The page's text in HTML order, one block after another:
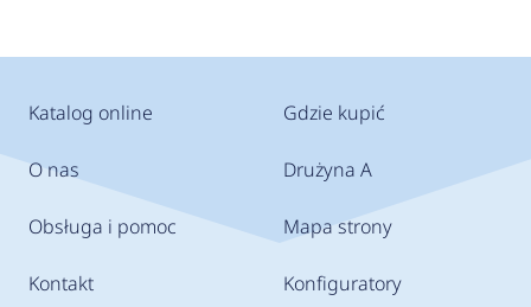
Katalog online
O nas
Obsługa i pomoc
Kontakt
Gdzie kupić
Drużyna A
Mapa strony
Konfiguratory